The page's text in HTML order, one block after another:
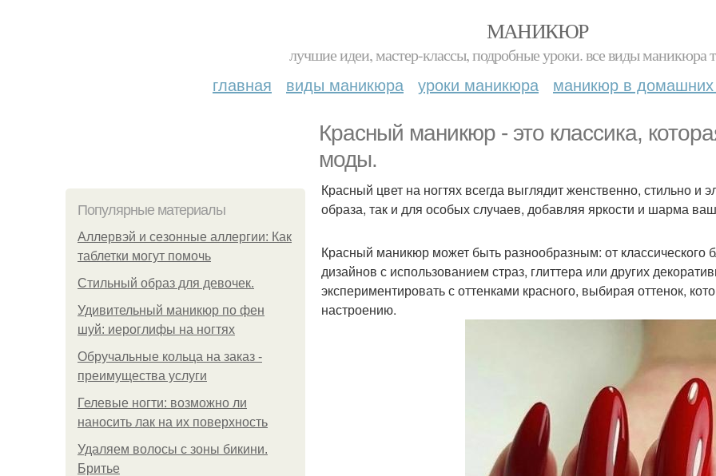
МАНИКЮР
лучшие идеи, мастер-классы, подробные уроки. все виды маникюра
главная виды маникюра уроки маникюра маникюр в домашних
Красный маникюр - это классика,
моды.
Популярные материалы
Аллервэй и сезонные аллергии: Как
таблетки могут помочь
Стильный образ для девочек.
Удивительный маникюр по фен
шуй: иероглифы на ногтях
Обручальные кольца на заказ -
преимущества услуги
Гелевые ногти: возможно ли
наносить лак на их поверхность
Удаляем волосы с зоны бикини.
Бритье
Красный цвет на ногтях всегда выглядит женственно, стильно и
образа, так и для особых случаев, добавляя яркости и шарма
Красный маникюр может быть разнообразным: от классического
дизайнов с использованием страз, глиттера или других
экспериментировать с оттенками красного, выбирая оттенок,
настроению.